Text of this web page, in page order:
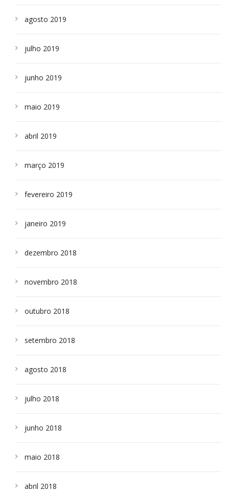
agosto 2019
julho 2019
junho 2019
maio 2019
abril 2019
março 2019
fevereiro 2019
janeiro 2019
dezembro 2018
novembro 2018
outubro 2018
setembro 2018
agosto 2018
julho 2018
junho 2018
maio 2018
abril 2018